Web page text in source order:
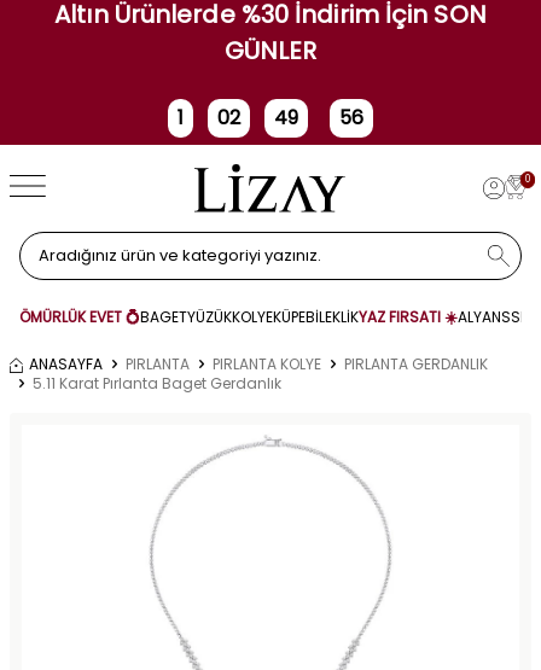
Altın Ürünlerde %30 İndirim İçin SON
GÜNLER
1
Gün
02
Saat
49 55
0
ÖMÜRLÜK EVET 💍BAGETYÜZÜKKOLYEKÜPEBİLEKLİKYAZ FIRSATI ☀️ALYANS
ANASAYFA PIRLANTA PIRLANTA KOLYE
PIRLANTA GERDANLIK
5.11 Karat Pırlanta Baget Gerdanlık